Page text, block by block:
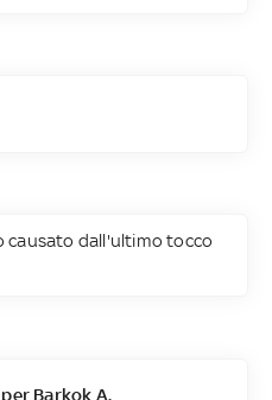
causato dall'ultimo tocco
Barkok A.